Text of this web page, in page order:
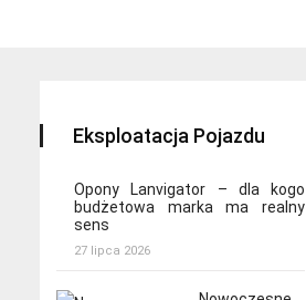
Eksploatacja Pojazdu
Opony Lanvigator – dla kogo
budżetowa marka ma realny
sens
27 lipca 2026